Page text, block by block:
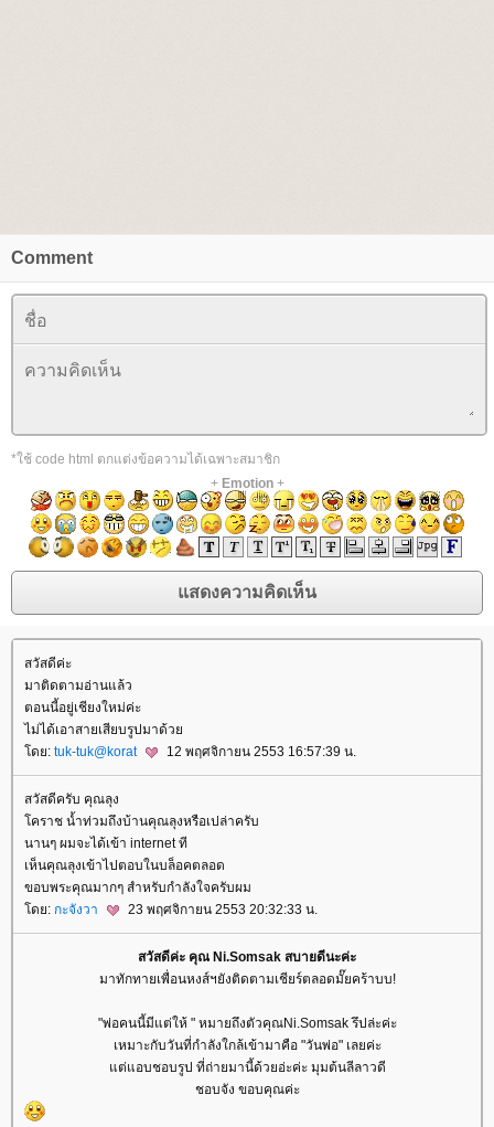
Comment
*ใช้ code html ตกแต่งข้อความได้เฉพาะสมาชิก
+ Emotion+
สวัสดีค่ะ
มาติดตามอ่านแล้ว
ตอนนี้อยู่เชียงใหม่ค่ะ
ไม่ได้เอาสายเสียบรูปมาด้ว
ดย: tuk-tuk@korat 12 พฤศจิกายน 2553 16:57:39 น.
สวัสดีครับ คุณลุง
คราช น้ำท่วมถึงบ้านคุณลุงหรือเปล่าครับ
นานๆ ผมจะได้เข้า internet ที
เห็นคุณลุงเข้าไปตอบในบล็อคตลอด
ขอบพระคุณมากๆ สำหรับกำลังใจครับผม
ดย: กะจังวา 23 พฤศจิกายน 2553 20:32:33 น.
สวัสดีค่ะ คุณ Ni.Somsak สบายดีนะค่ะ
มาทักทายเพื่อนหงส์ฯยังติดตามเชียร์ตลอดมั๊ยคร้าบบ!
"พ่อคนนี้มีแต่ให้ " หมายถึงตัวคุณNi.Somsak รึปล่ะค่ะ
เหมาะกับวันที่กำลังใกล้เข้ามาคือ "วันพ่อ" เลยค่ะ
ต่แอบชอบรูป ที่ถ่ายมานี้ด้วยอ่ะค่ะ มุมต้นลีลาวดี
ชอบจัง ขอบคุณค่ะ